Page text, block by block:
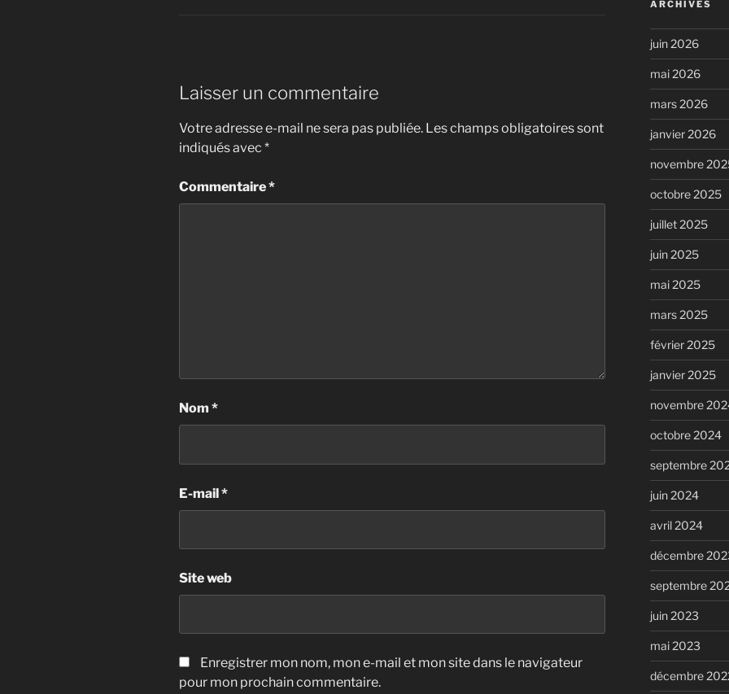
Laisser un commentaire
Votre adresse e-mail ne sera pas publiée. Les champs obligatoires sont
indiqués avec *
Commentaire*
Nom *
E-mail*
Site web
Enregistrer mon nom, mon e-mail et mon site dans le navigateur
pour mon prochain commentaire.
ARCHIVES
juin 2026
mai 2026
mars 2026
janvier 2026
novembre
octobre 2025
juillet 2025
juin 2025
mai 2025
mars 2025
février 2025
janvier 2025
novembre
octobre 2024
septembre
juin 2024
avril 2024
décembre
septembre
juin 2023
mai 2023
décembre